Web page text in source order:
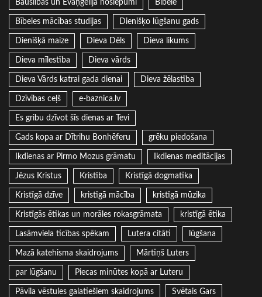
Bauslības un Evaņģēlija noslēpumi Bībele
Bībeles mācības studijas Dienišķo lūgšanu gads
Dienišķā maize Dieva Dēls Dieva likums
Dieva mīlestība Dieva vārds
Dieva Vārds katrai gada dienai Dieva žēlastība
Dzīvības ceļš e-baznica.lv
Es gribu dzīvot šīs dienas ar Tevi
Gads kopa ar Dītrihu Bonhēferu grēku piedošana
Ikdienas ar Pirmo Mozus grāmatu Ikdienas meditācijas
Jēzus Kristus Kristība Kristīgā dogmatika
Kristīgā dzīve kristīgā mācība kristīgā mūzika
Kristīgās ētikas un morāles rokasgrāmata kristīgā ētika
Lasāmviela ticības spēkam Lutera citāti lūgšana
Mazā katehisma skaidrojums Mārtiņš Luters
par lūgšanu Piecas minūtes kopā ar Luteru
Pāvila vēstules galatiešiem skaidrojums Svētais Gars